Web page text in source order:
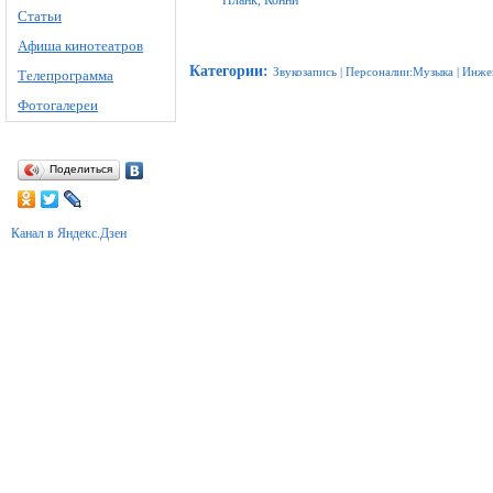
Статьи
Афиша кинотеатров
Телепрограмма
Фотогалереи
Поделиться
Канал в Яндекс.Дзен
Категории: Звукозапись Персоналии:Музыка